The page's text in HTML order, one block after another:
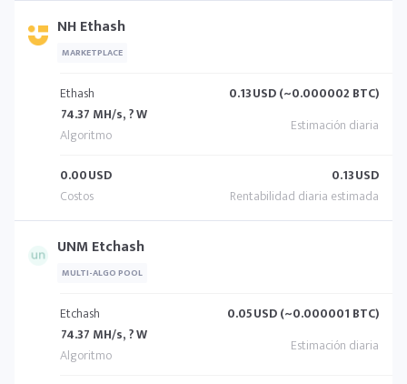
NH Ethash
MARKETPLACE
Ethash
74.37 MH/s, ? W
0.13USD (~0.000002 BTC)
0.00USD 0.13USD
UNM Etchash
MULTI-ALGO POOL
Etchash
74.37 MH/s, ? W
0.05USD (~0.000001 BTC)